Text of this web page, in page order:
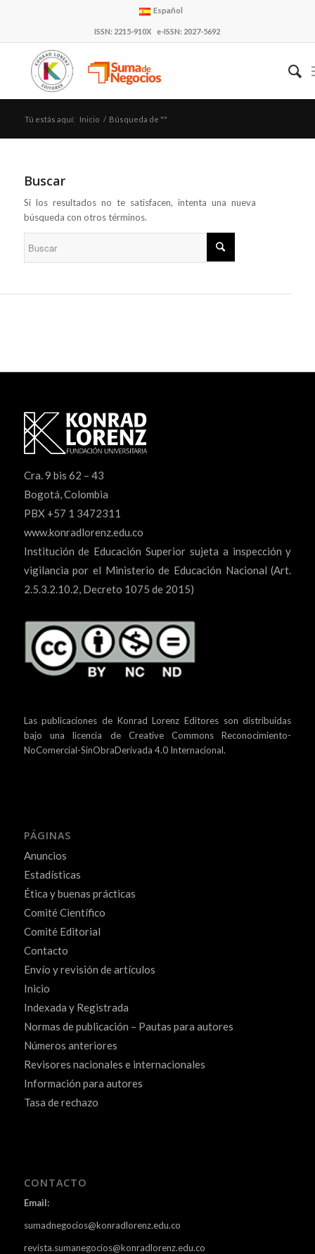
Español
ISSN: 2215-910X e-ISSN: 2027-5692
Tú estás aquí: Inicio / Búsqueda de ""
Buscar
Si los resultados no te satisfacen, intenta una nueva
búsqueda con otros términos.
Cra. 9 bis 62 – 43
Bogotá, Colombia
PBX +57 1 3472311
www.konradlorenz.edu.co
Institución de Educación Superior sujeta a inspección y
vigilancia por el Ministerio de Educación Nacional (Art.
2.5.3.2.10.2, Decreto 1075 de 2015)
Las publicaciones de Konrad Lorenz Editores son distribuidas
bajo unalicencia de Creative Commons Reconocimiento-
NoComercial-SinObraDerivada 4.0 Internacional.
PÁGINAS
Anuncios
Estadísticas
Ética y buenas prácticas
Comité Científico
Comité Editorial
Contacto
Envío y revisión de artículos
Inicio
Indexada y Registrada
Normas de publicación – Pautas para autores
Números anteriores
Revisores nacionales e internacionales
Información para autores
Tasa de rechazo
CONTACTO
Email:
sumadnegocios@konradlorenz.edu.co
revista.sumanegocios@konradlorenz.edu.co